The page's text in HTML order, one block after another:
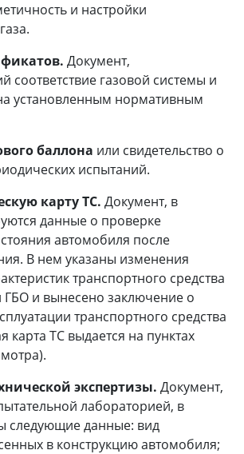
и настройки
Документ,
соответствие газовой системы и
установленным нормативным
баллона или свидетельство о
испытаний.
карту ТС. Документ, в
данные о проверке
автомобиля после
В нем указаны изменения
транспортного средства
ГБО и вынесено заключение о
транспортного средства
карта ТС выдается на пунктах
экспертизы. Документ,
лабораторией, в
следующие данные: вид
в конструкцию автомобиля;